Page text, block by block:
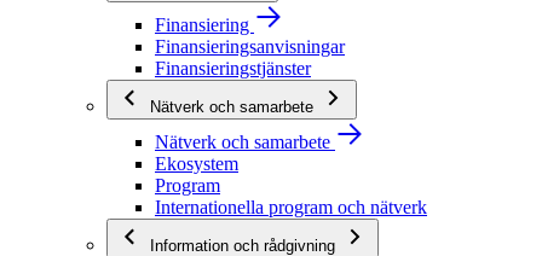
Finansiering
Finansieringsanvisningar
Finansieringstjänster
Nätverk och samarbete
Nätverk och samarbete
Ekosystem
Program
Internationella program och nätverk
Information och rådgivning